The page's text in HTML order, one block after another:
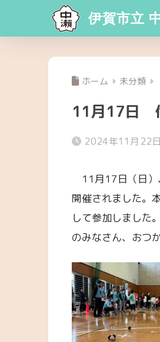
伊賀市立
ホーム 未分類
11月17日
2024年11月22日
11月17日（日）
開催されました。
して参加しました
のみなさん、おつ